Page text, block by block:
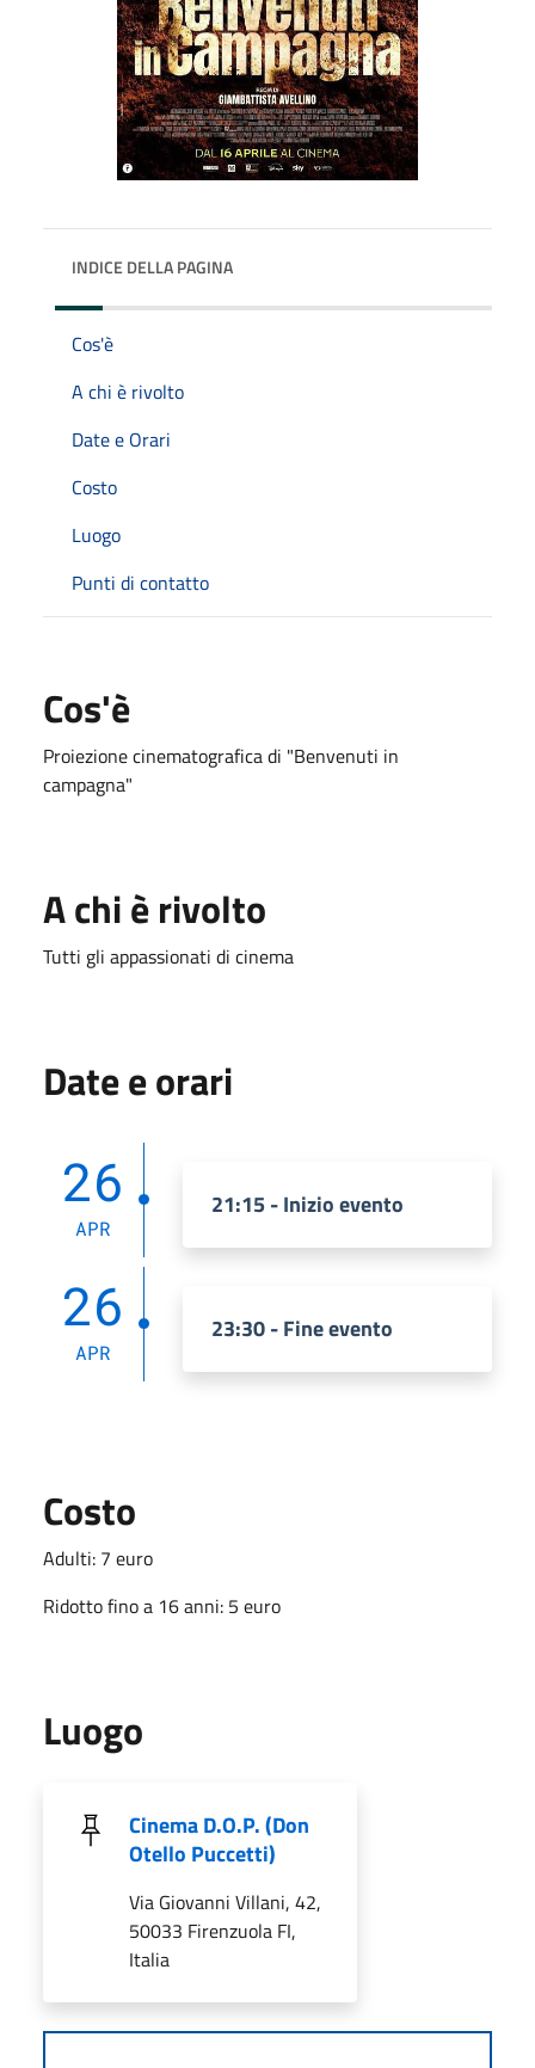
INDICE DELLA PAGINA
Cos'è
A chi è rivolto
Date e Orari
Costo
Luogo
Punti di contatto
Cos'è
Proiezione cinematografica di "Benvenuti in
campagna"
A chi è rivolto
Tutti gli appassionati di cinema
Date e orari
26
APR
21:15 - Inizio evento
26
APR
23:30 - Fine evento
Costo
Adulti: 7 euro
Ridotto fino a 16 anni: 5 euro
Luogo
Cinema D.O.P. (Don
Otello Puccetti)
Via Giovanni Villani, 42,
50033 Firenzuola FI,
Italia